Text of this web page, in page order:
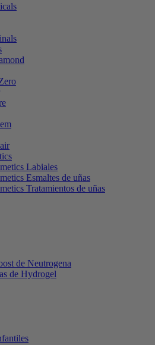
Labiales
Esmaltes de uñas
Tratamientos de uñas
de Neutrogena
de Hydrogel